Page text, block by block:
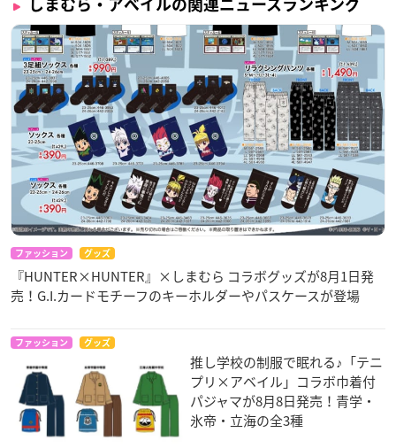
しまむら・アベイルの関連ニュースランキング
ファッション グッズ
『HUNTER×HUNTER』×しまむら コラボグッズが8月1日発
売！G.I.カードモチーフのキーホルダーやパスケースが登場
ファッション グッズ
推し学校の制服で眠れる♪「テニ
プリ×アベイル」コラボ巾着付
パジャマが8月8日発売！青学・
氷帝・立海の全3種